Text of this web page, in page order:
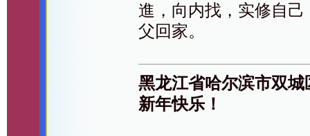
進，向内找，实修自
父回家。
黑龙江省哈尔滨市双
新年快乐！